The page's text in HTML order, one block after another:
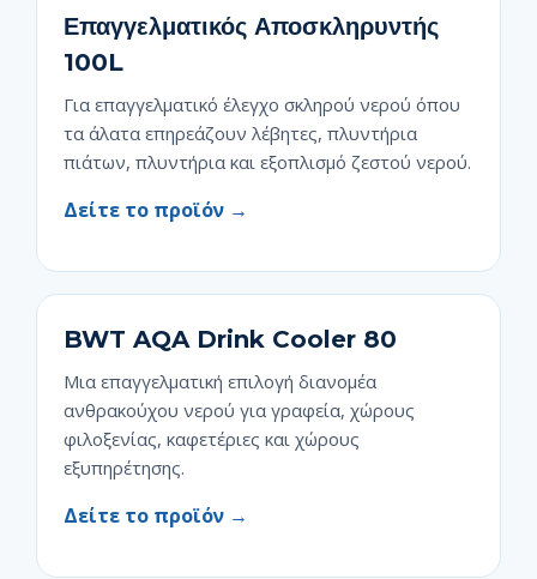
Επαγγελματικός Αποσκληρυντής
100L
Για επαγγελματικό έλεγχο σκληρού νερού όπου
τα άλατα επηρεάζουν λέβητες, πλυντήρια
πιάτων, πλυντήρια και εξοπλισμό ζεστού νερού.
Δείτε το προϊόν →
BWT AQA Drink Cooler 80
Μια επαγγελματική επιλογή διανομέα
ανθρακούχου νερού για γραφεία, χώρους
φιλοξενίας, καφετέριες και χώρους
εξυπηρέτησης.
Δείτε το προϊόν →